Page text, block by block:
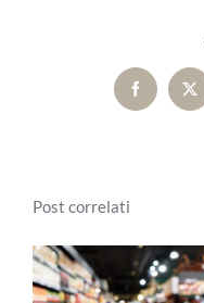
FacebookX
Post correlati